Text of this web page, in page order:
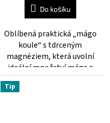
hvězdiček.
Do košíku
Oblíbená praktická „mágo
koule“ s tdrceným
magnéziem, která uvolní
ideální množství mága a
výrazně snižuje prašnost.
Tip